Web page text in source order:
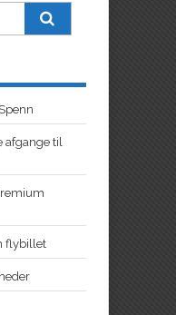
afgange til
flybillet